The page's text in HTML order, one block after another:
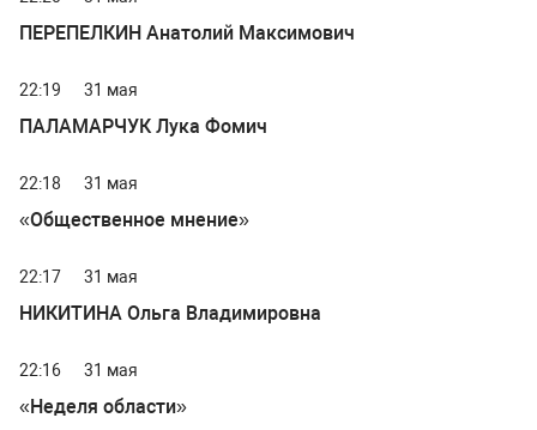
ПЕРЕПЕЛКИН Анатолий Максимович
22:19 31 мая
ПАЛАМАРЧУК Лука Фомич
22:18 31 мая
«Общественное мнение»
22:17 31 мая
НИКИТИНА Ольга Владимировна
22:16 31 мая
«Неделя области»